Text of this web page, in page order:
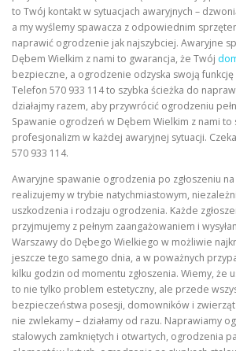
to Twój kontakt w sytuacjach awaryjnych –
a my wyślemy spawacza z odpowiednim
naprawić ogrodzenie jak najszybciej. Awaryjne
Dębem Wielkim z nami to gwarancja, że Twój
bezpieczne, a ogrodzenie odzyska swoją
Telefon 570 933 114 to szybka ścieżka do
działajmy razem, aby przywrócić ogrodzeniu
Spawanie ogrodzeń w Dębem Wielkim z nami to
profesjonalizm w każdej awaryjnej sytuacji.
570 933 114.
Awaryjne spawanie ogrodzenia po zgłoszeniu na
realizujemy w trybie natychmiastowym,
uszkodzenia i rodzaju ogrodzenia. Każde
przyjmujemy z pełnym zaangażowaniem i
Warszawy do Dębego Wielkiego w możliwie
jeszcze tego samego dnia, a w poważnych
kilku godzin od momentu zgłoszenia. Wiemy, że
to nie tylko problem estetyczny, ale przede
bezpieczeństwa posesji, domowników i
nie zwlekamy – działamy od razu. Naprawiamy
stalowych zamkniętych i otwartych, ogrodzenia